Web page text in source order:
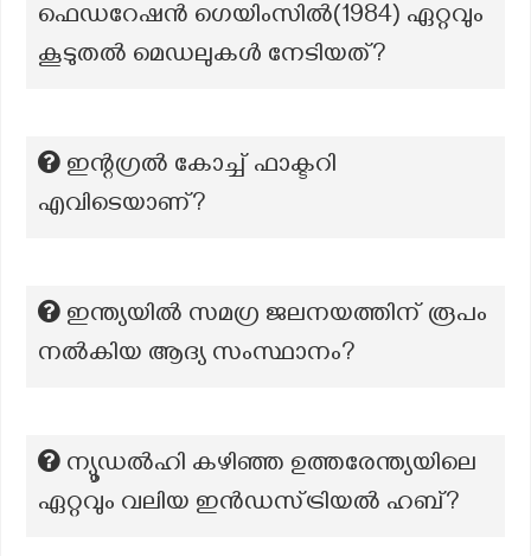
ഫെഡറേഷൻ ഗെയിംസിൽ(1984) ഏറ്റവും
കൂടുതൽ മെഡലുകൾ നേടിയത്?
ഇന്റഗ്രൽ കോച്ച് ഫാക്ടറി
എവിടെയാണ്?
ഇന്ത്യയില്‍ സമഗ്ര ജലനയത്തിന് രൂപം
നല്‍കിയ ആദ്യ സംസ്ഥാനം?
ന്യൂഡൽഹി കഴിഞ്ഞ ഉത്തരേന്ത്യയിലെ
ഏറ്റവും വലിയ ഇൻഡസ്ട്രിയൽ ഹബ്?